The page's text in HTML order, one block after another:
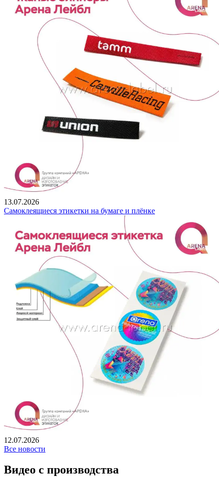
13.07.2026
Самоклеящиеся этикетки на бумаге и плёнке
12.07.2026
Все новости
Видео с производства